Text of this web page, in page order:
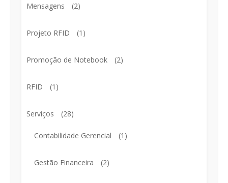
Mensagens (2)
Projeto RFID (1)
Promoção de Notebook (2)
RFID (1)
Serviços (28)
Contabilidade Gerencial (1)
Gestão Financeira (2)